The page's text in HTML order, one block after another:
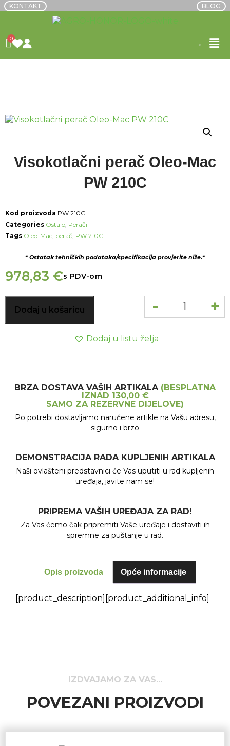
KONTAKT BLOG
Visokotlačni perač Oleo-Mac
PW 210C
Kod proizvoda PW 210C
Categories Ostalo Perači
Tags Oleo-Mac perač PW 210C
* Ostatak tehničkih podataka/specifikacija provjerite niže.*
978,83€s PDV-om
- +
Dodaj u košaricu
Dodaj u listu želja
BRZA DOSTAVA VAŠIH ARTIKALA (BESPLATNA
IZNAD 130,00 €
SAMO ZA REZERVNE DIJELOVE)
Po potrebi dostavljamo naručene artikle na Vašu adresu,
sigurno i brzo
DEMONSTRACIJA RADA KUPLJENIH ARTIKALA
Naši ovlašteni predstavnici će Vas uputiti u rad kupljenih
uređaja, javite nam se!
PRIPREMA VAŠIH UREĐAJA ZA RAD!
Za Vas ćemo čak pripremiti Vaše uređaje i dostaviti ih
spremne za puštanje u rad.
Opis proizvoda Opće informacije
[product_description] [product_additional_info]
IZDVAJAMO ZA VAS...
POVEZANI PROIZVODI